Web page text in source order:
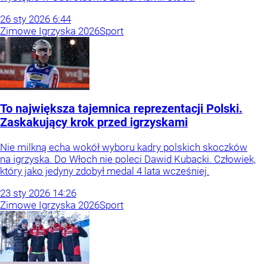
26 sty 2026 6:44
Zimowe Igrzyska 2026Sport
To największa tajemnica reprezentacji Polski.
Zaskakujący krok przed igrzyskami
Nie milkną echa wokół wyboru kadry polskich skoczków
na igrzyska. Do Włoch nie poleci Dawid Kubacki. Człowiek,
który jako jedyny zdobył medal 4 lata wcześniej.
23 sty 2026 14:26
Zimowe Igrzyska 2026Sport